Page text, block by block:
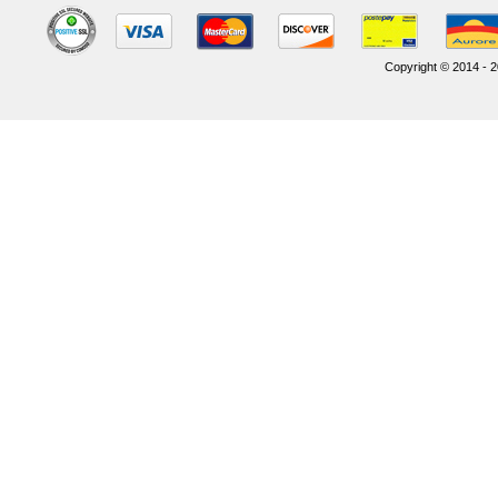
Copyright © 2014 -